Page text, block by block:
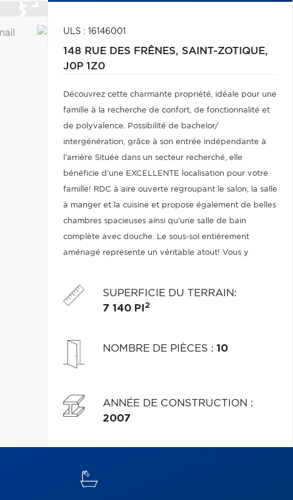
ULS : 16146001
148 RUE DES FRÊNES, SAINT-ZOTIQUE,
J0P 1Z0
Découvrez cette charmante propriété, idéale pour une
famille à la recherche de confort, de fonctionnalité et
de polyvalence. Possibilité de bachelor/
intergénération, grâce à son entrée indépendante à
l'arrière Située dans un secteur recherché, elle
bénéficie d'une EXCELLENTE localisation pour votre
famille! RDC à aire ouverte regroupant le salon, la salle
à manger et la cuisine et propose également de belles
chambres spacieuses ainsi qu'une salle de bain
complète avec douche. Le sous-sol entièrement
aménagé représente un véritable atout! Vous y
que plusieurs espaces de vie supplémentaires.
SUPERFICIE DU TERRAIN:
7 140 PI 2
NOMBRE DE PIÈCES : 10
ANNÉE DE CONSTRUCTION :
2007